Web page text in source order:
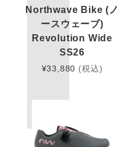
Northwave Bike (ノ
ースウェーブ)
Revolution Wide
SS26
¥33,880 (税込)